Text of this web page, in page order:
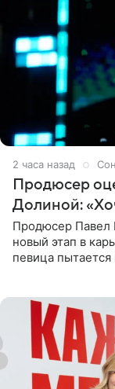
2 часа назад
Продюсер
Долиной:
Продюсер Павел
новый этап в
певица